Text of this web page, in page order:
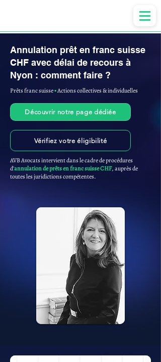
Annulation prêt en franc suisse
CHF avec délai de recours à
Nyon : comment faire ?
Prêts franc suisse▪︎Actions collectives & individuelles
Découvrir notre page dédiée
Vérifiez votre éligibilité
AVB Avocats intervient dans le cadre de procédures
d'annulation de prêts en franc suisse CHF, auprès de
toutes les juridictions compétentes.